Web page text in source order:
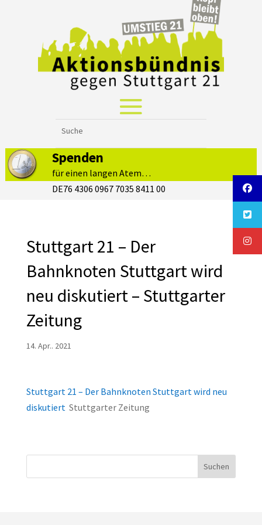
Spenden
für einen langen Atem…
DE76 4306 0967 7035 8411 00
Stuttgart 21 – Der
Bahnknoten Stuttgart wird
neu diskutiert – Stuttgarter
Zeitung
14. Apr.. 2021
Stuttgart 21 – Der Bahnknoten Stuttgart wird neu
diskutiert Stuttgarter Zeitung
Suchen